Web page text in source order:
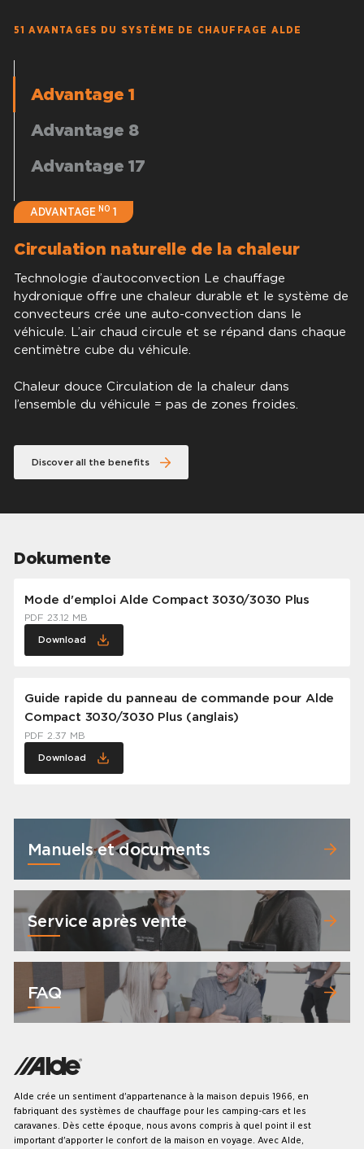
51 AVANTAGES DU SYSTÈME DE CHAUFFAGE ALDE
Advantage 1
Advantage 8
Advantage 17
ADVANTAGENO 1
Circulation naturelle de la chaleur
Technologie d’autoconvection Le chauffage
hydronique offre une chaleur durable et le système de
convecteurs crée une auto-convection dans le
véhicule. L’air chaud circule et se répand dans chaque
centimètre cube du véhicule.
Chaleur douce Circulation de la chaleur dans
l’ensemble du véhicule = pas de zones froides.
Discover all the benefits
Dokumente
Mode d'emploi Alde Compact 3030/3030 Plus
PDF 23.12 MB
Download
Guide rapide du panneau de commande pour Alde
Compact 3030/3030 Plus (anglais)
PDF 2.37 MB
Download
Manuels et documents
Service après vente
FAQ
Alde crée un sentiment d'appartenance à la maison depuis 1966, en
fabriquant des systèmes de chauffage pour les camping-cars et les
caravanes. Dès cette époque, nous avons compris à quel point il est
important d'apporter le confort de la maison en voyage. Avec Alde,